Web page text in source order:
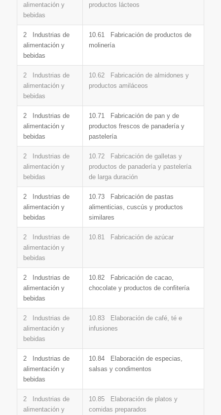
alimentación y
bebidas
productos lácteos
2 Industrias de
alimentación y
bebidas
10.61 Fabricación de productos de
molinería
2 Industrias de
alimentación y
bebidas
10.62 Fabricación de almidones y
productos amiláceos
2 Industrias de
alimentación y
bebidas
10.71 Fabricación de pan y de
productos frescos de panadería y
pastelería
2 Industrias de
alimentación y
bebidas
10.72 Fabricación de galletas y
productos de panadería y pastelería
de larga duración
2 Industrias de
alimentación y
bebidas
10.73 Fabricación de pastas
alimenticias, cuscús y productos
similares
2 Industrias de
alimentación y
bebidas
10.81 Fabricación de azúcar
2 Industrias de
alimentación y
bebidas
10.82 Fabricación de cacao,
chocolate y productos de confitería
2 Industrias de
alimentación y
bebidas
10.83 Elaboración de café, té e
infusiones
2 Industrias de
alimentación y
bebidas
10.84 Elaboración de especias,
salsas y condimentos
2 Industrias de
alimentación y
10.85 Elaboración de platos y
comidas preparados